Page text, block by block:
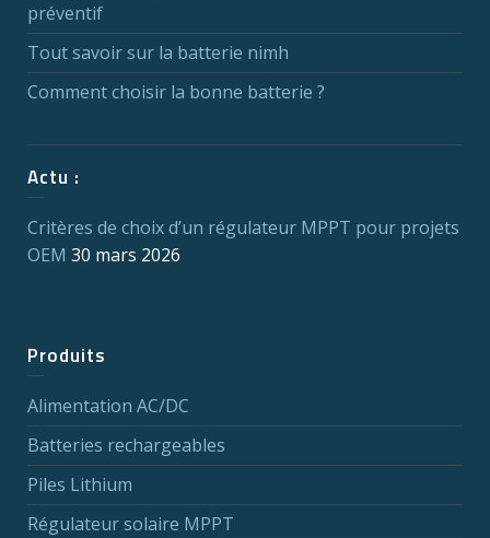
préventif
Tout savoir sur la batterie nimh
Comment choisir la bonne batterie ?
Actu :
Critères de choix d’un régulateur MPPT pour projets
OEM 30 mars 2026
Produits
Alimentation AC/DC
Batteries rechargeables
Piles Lithium
Régulateur solaire MPPT